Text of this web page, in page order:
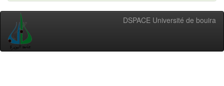
DSPACE Université de bouira